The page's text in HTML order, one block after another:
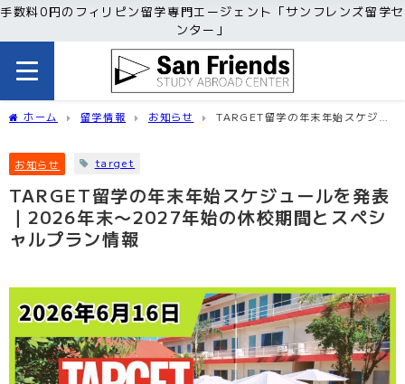
手数料0円のフィリピン留学専門エージェント「サンフレンズ留学セ
ンター」
ホーム 留学情報 お知らせ
TARGET留学の年末年始スケジュ
お知らせ target
TARGET留学の年末年始スケジュールを発表
｜2026年末〜2027年始の休校期間とスペシ
ャルプラン情報